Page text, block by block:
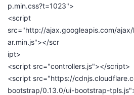
p.min.css?t=1023">
<script
src="http://ajax.googleapis.com/ajax/
ar.min.js"></scr
ipt>
<script src="controllers.js"></script>
<script src="https://
bootstrap/0.13.0/ui-bootstrap-